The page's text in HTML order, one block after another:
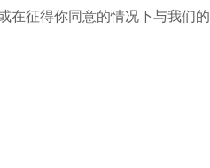
在征得你同意的情况下与我们的